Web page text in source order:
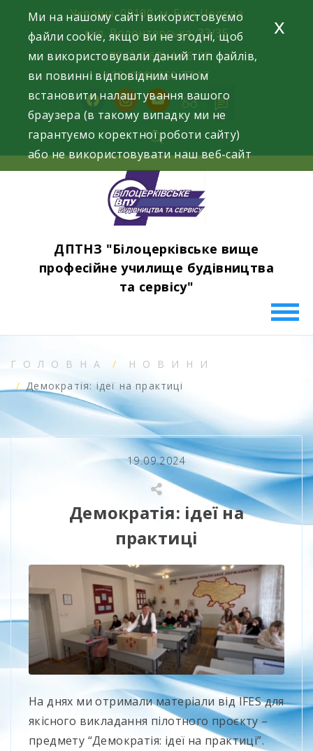
content
Україна, 09100, м. Біла Церква
вул. Волонтерська, 33/35
+38 (04563) 4-06-29
+38 (098) 250 77 17
facebookinstagramyoutube
ДПТНЗ "Білоцерківське вище
професійне училище будівництва
та сервісу"
ГОЛОВНА
НОВИНИ
Демократія: ідеї на практиці
19.09.2024
Демократія: ідеї на
практиці
На днях ми отримали матеріали від IFES для
якісного викладання пілотного проєкту –
предмету “Демократія: ідеї на практиці”.
Ми на нашому сайті використовуємо
файли cookie, якщо ви не згодні, щоб
ми використовували даний тип файлів,
ви повинні відповідним чином
встановити налаштування вашого
браузера (в такому випадку ми не
гарантуємо коректної роботи сайту)
або не використовувати наш веб-сайт
x